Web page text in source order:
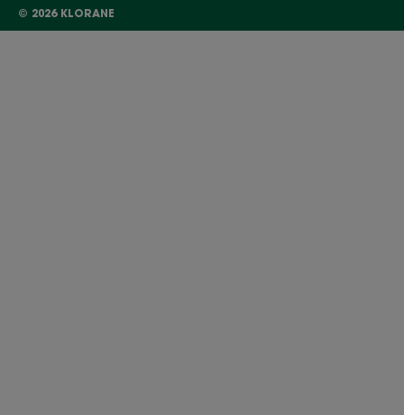
© 2026 KLORANE